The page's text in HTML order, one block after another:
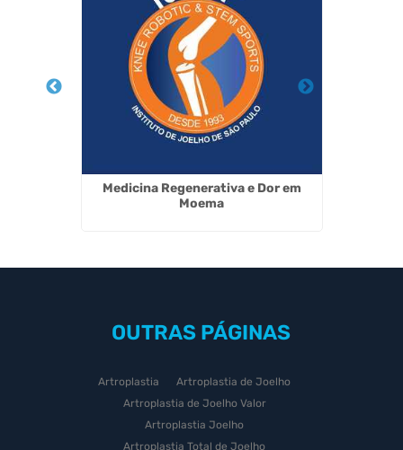
Medicina Regenerativa e Dor em
Moema
OUTRAS PÁGINAS
Artroplastia
Artroplastia de Joelho
Artroplastia de Joelho Valor
Artroplastia Joelho
Artroplastia Total de Joelho